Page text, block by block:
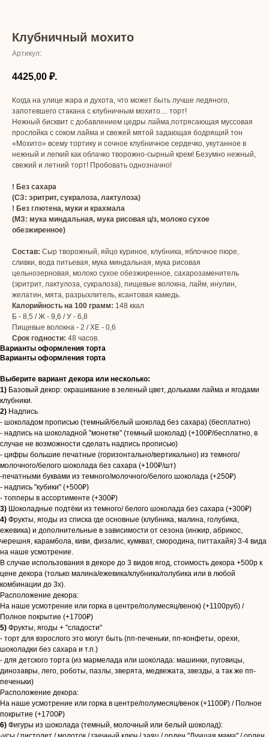
Клубничный мохито
Артикул:
4425,00 ₽.
Когда на улице жара и духота, что может быть лучше ледяного,
запотевшего стакана с клубничным мохито.... торт!
Нежный бисквит с добавлением цедры лайма,потрясающая муссовая
прослойка с соком лайма и свежей мятой задающая бодрящий тон
«Мохито» всему тортику и сочное клубничное сердечко, укутанное в
нежный и легкий как облачко творожно-сырный крем! Безумно нежный,
свежий и летний торт! Пробовать однозначно!
! Без сахара
(СЗ: эритрит, сукралоза, лактулоза)
! Без глютена, муки и крахмала
(МЗ: мука миндальная, мука рисовая ц/з, молоко сухое
обезжиренное)
Состав: Сыр творожный, яйцо куриное, клубника, яблочное пюре,
сливки, вода питьевая, мука миндальная, мука рисовая
цельнозерновая, молоко сухое обезжиренное, сахарозаменитель
(эритрит, лактулоза, сукралоза), пищевые волокна, лайм, инулин,
желатин, мята, разрыхлитель, ксантовая камедь.
Калорийность на 100 грамм: 148 ккал
Б - 8,5 / Ж - 9,6 / У - 6,8
Пищевые волокна - 2 / ХЕ - 0,6
Срок годности: 48 часов.
Варианты оформления торта
Варианты оформления торта
Выберите вариант декора или несколько:
1) Базовый декор: окрашивание в зеленый цвет, дольками лайма и ягодами
клубники.
2) Надпись
- шоколадом прописью (темный/белый шоколад без сахара) (бесплатно)
- надпись на шоколадной "монетке" (темный шоколад) (+100₽/бесплатно, в
случае не возможности сделать надпись прописью)
- цифры большие печатные (горизонтально/вертикально) из темного/
молочного/белого шоколада без сахара (+100₽/шт)
-печатными буквами из темного/молочного/белого шоколада (+250₽)
- надпись "кубики" (+500₽)
- топперы в ассортименте (+300₽)
3) Шоколадные подтёки из темного/ белого шоколада без сахара (+300₽)
4) Фрукты, ягоды из списка где основные (клубника, малина, голубика,
ежевика) и дополнительные в зависимости от сезона (инжир, абрикос,
черешня, карамбола, киви, физалис, кумкват, смородина, питтахайя) 3-4 вида
на наше усмотрение.
В случае использования в декоре до 3 видов ягод, стоимость декора +500р к
цене декора (только малина/ежевика/клубника/голубика или в любой
комбинации до 3х).
Расположение декора:
На наше усмотрение или горка в центре/полумесяц/венок) (+1100руб) /
Полное покрытие (+1700₽)
5) Фрукты, ягоды + "сладости"
- торт для взрослого это могут быть (пп-печеньки, пп-конфеты, орехи,
шоколадки без сахара и т.п.)
- для детского торта (из мармелада или шоколада: машинки, пуговицы,
динозавры, лего, роботы, пазлы, зверята, медвежата, звезды, а так же пп-
печеньки)
Расположение декора:
На наше усмотрение или горка в центре/полумесяц/венок (+1100₽) / Полное
покрытие (+1700₽)
6) Фигуры из шоколада (темный, молочный или белый шоколад):